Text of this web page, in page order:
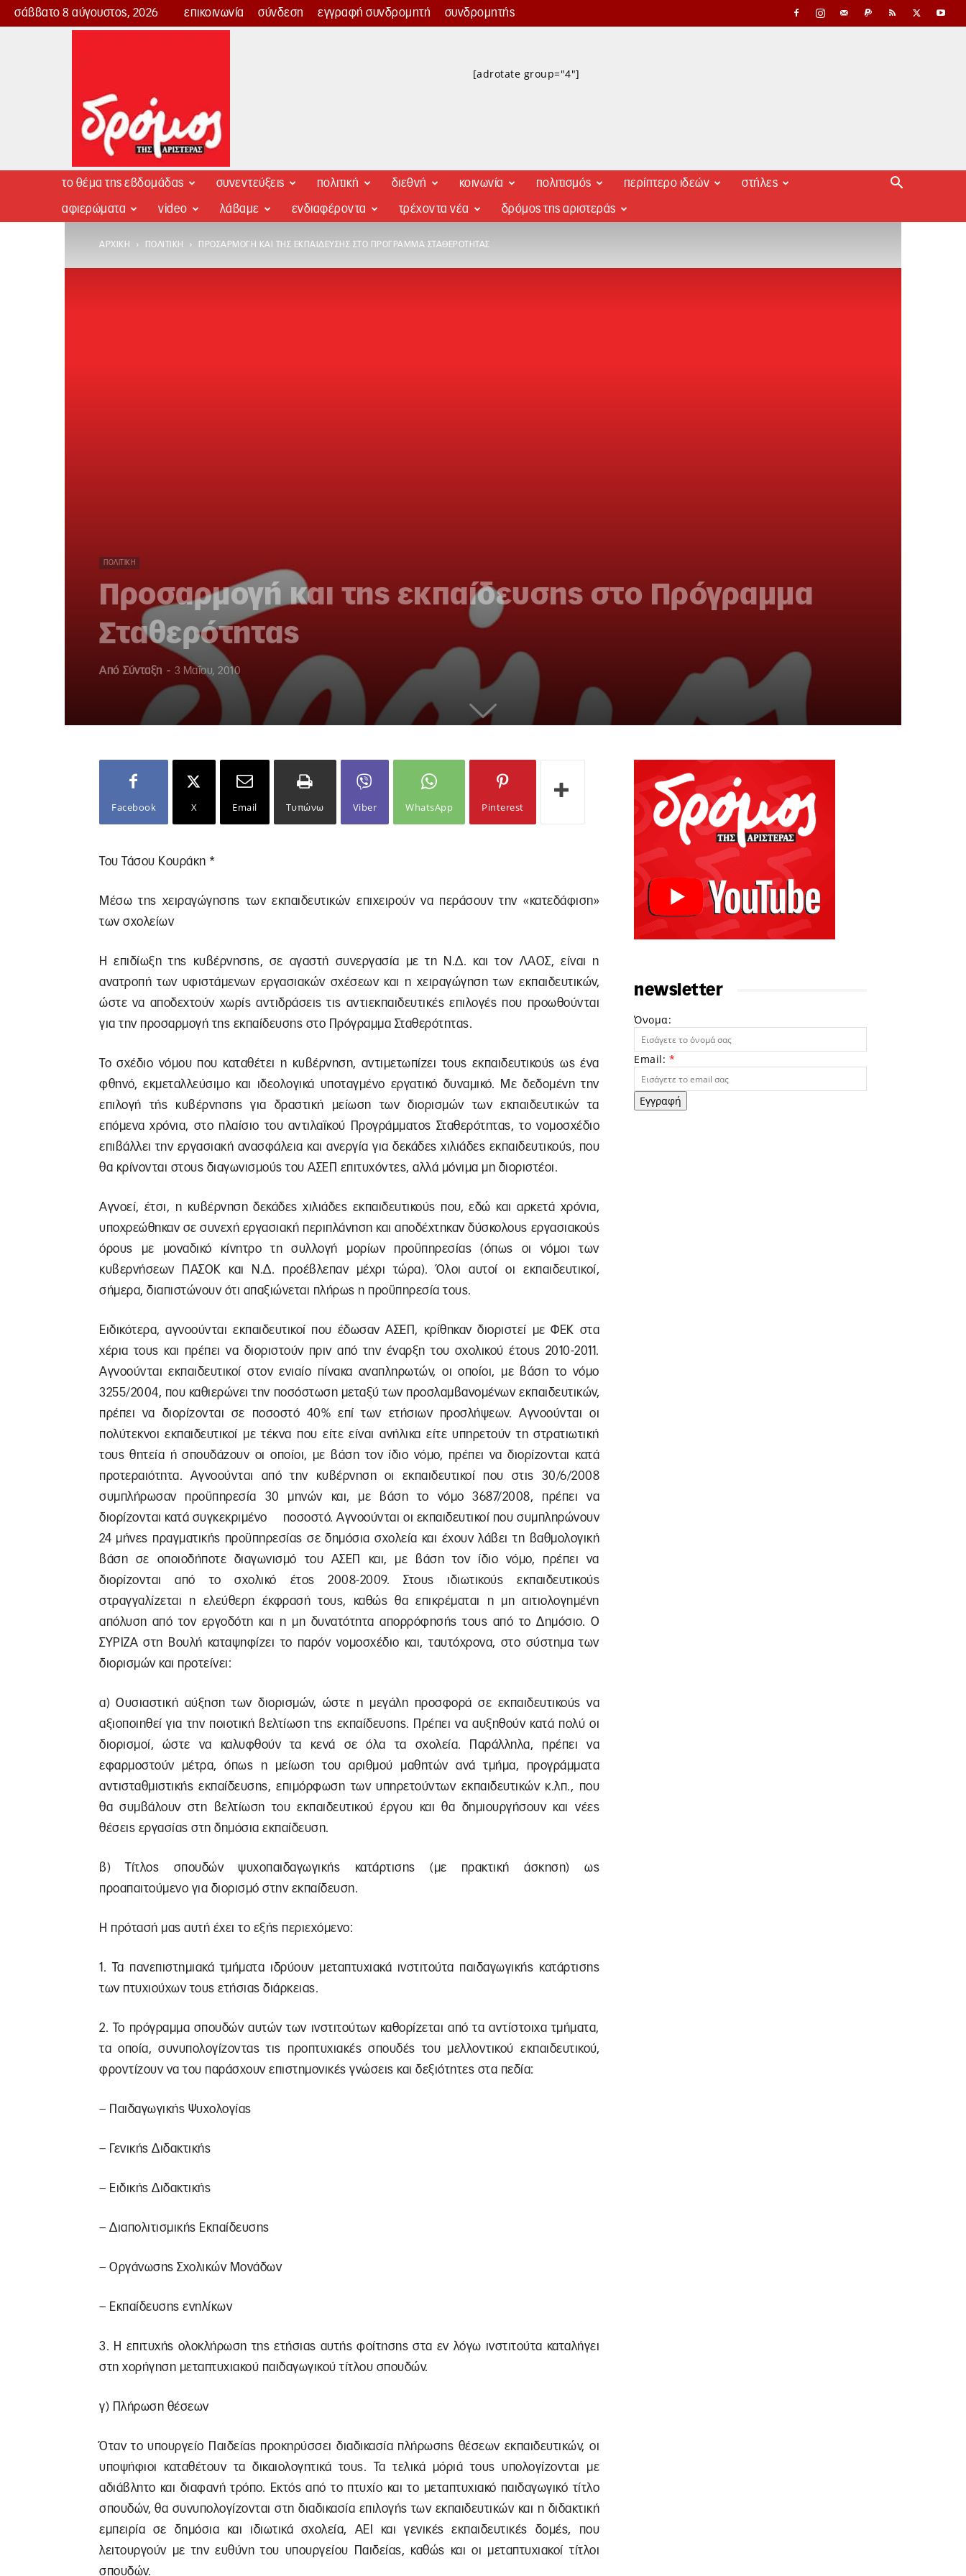
σάββατο 8 αύγουστος, 2026 επικοινωνία σύνδεση εγγραφή συνδρομητή συνδρομητής
Δρόμος
[adrotate group="4"]
το θέμα της εβδομάδας συνεντεύξεις πολιτική διεθνή κοινωνία πολιτισμός περίπτερο ιδεών στήλες
αφιερώματα video λάβαμε ενδιαφέροντα τρέχοντα νέα δρόμος της αριστεράς
ΑΡΧΙΚΉ ΠΟΛΙΤΙΚΉ ΠΡΟΣΑΡΜΟΓΉ ΚΑΙ ΤΗΣ ΕΚΠΑΊΔΕΥΣΗΣ ΣΤΟ ΠΡΌΓΡΑΜΜΑ ΣΤΑΘΕΡΌΤΗΤΑΣ
ΠΟΛΙΤΙΚΉ
Προσαρμογή και της εκπαίδευσης στο Πρόγραμμα
Σταθερότητας
Από Σύνταξη - 3 Μαΐου, 2010
Facebook X Email Τυπώνω Viber WhatsApp Pinterest
Του Τάσου Κουράκη *
Μέσω της χειραγώγησης των εκπαιδευτικών επιχειρούν να περάσουν την «κατεδάφιση»
των σχολείων
Η επιδίωξη της κυβέρνησης, σε αγαστή συνεργασία με τη Ν.Δ. και τον ΛΑΟΣ, είναι η
ανατροπή των υφιστάμενων εργασιακών σχέσεων και η χειραγώγηση των εκπαιδευτικών,
ώστε να αποδεχτούν χωρίς αντιδράσεις τις αντιεκπαιδευτικές επιλογές που προωθούνται
για την προσαρμογή της εκπαίδευσης στο Πρόγραμμα Σταθερότητας.
Το σχέδιο νόμου που καταθέτει η κυβέρνηση, αντιμετωπίζει τους εκπαιδευτικούς ως ένα
φθηνό, εκμεταλλεύσιμο και ιδεολογικά υποταγμένο εργατικό δυναμικό. Με δεδομένη την
επιλογή τής κυβέρνησης για δραστική μείωση των διορισμών των εκπαιδευτικών τα
επόμενα χρόνια, στο πλαίσιο του αντιλαϊκού Προγράμματος Σταθερότητας, το νομοσχέδιο
επιβάλλει την εργασιακή ανασφάλεια και ανεργία για δεκάδες χιλιάδες εκπαιδευτικούς, που
θα κρίνονται στους διαγωνισμούς του ΑΣΕΠ επιτυχόντες, αλλά μόνιμα μη διοριστέοι.
Αγνοεί, έτσι, η κυβέρνηση δεκάδες χιλιάδες εκπαιδευτικούς που, εδώ και αρκετά χρόνια,
υποχρεώθηκαν σε συνεχή εργασιακή περιπλάνηση και αποδέχτηκαν δύσκολους εργασιακούς
όρους με μοναδικό κίνητρο τη συλλογή μορίων προϋπηρεσίας (όπως οι νόμοι των
κυβερνήσεων ΠΑΣΟΚ και Ν.Δ. προέβλεπαν μέχρι τώρα). Όλοι αυτοί οι εκπαιδευτικοί,
σήμερα, διαπιστώνουν ότι απαξιώνεται πλήρως η προϋπηρεσία τους.
Ειδικότερα, αγνοούνται εκπαιδευτικοί που έδωσαν ΑΣΕΠ, κρίθηκαν διοριστεί με ΦΕΚ στα
χέρια τους και πρέπει να διοριστούν πριν από την έναρξη του σχολικού έτους 2010-2011.
Αγνοούνται εκπαιδευτικοί στον ενιαίο πίνακα αναπληρωτών, οι οποίοι, με βάση το νόμο
3255/2004, που καθιερώνει την ποσόστωση μεταξύ των προσλαμβανομένων εκπαιδευτικών,
πρέπει να διορίζονται σε ποσοστό 40% επί των ετήσιων προσλήψεων. Αγνοούνται οι
πολύτεκνοι εκπαιδευτικοί με τέκνα που είτε είναι ανήλικα είτε υπηρετούν τη στρατιωτική
τους θητεία ή σπουδάζουν οι οποίοι, με βάση τον ίδιο νόμο, πρέπει να διορίζονται κατά
προτεραιότητα. Αγνοούνται από την κυβέρνηση οι εκπαιδευτικοί που στις 30/6/2008
συμπλήρωσαν προϋπηρεσία 30 μηνών και, με βάση το νόμο 3687/2008, πρέπει να
διορίζονται κατά συγκεκριμένο ποσοστό. Αγνοούνται οι εκπαιδευτικοί που συμπληρώνουν
24 μήνες πραγματικής προϋπηρεσίας σε δημόσια σχολεία και έχουν λάβει τη βαθμολογική
βάση σε οποιοδήποτε διαγωνισμό του ΑΣΕΠ και, με βάση τον ίδιο νόμο, πρέπει να
διορίζονται από το σχολικό έτος 2008-2009. Στους ιδιωτικούς εκπαιδευτικούς
στραγγαλίζεται η ελεύθερη έκφρασή τους, καθώς θα επικρέμαται η μη αιτιολογημένη
απόλυση από τον εργοδότη και η μη δυνατότητα απορρόφησής τους από το Δημόσιο. Ο
ΣΥΡΙΖΑ στη Βουλή καταψηφίζει το παρόν νομοσχέδιο και, ταυτόχρονα, στο σύστημα των
διορισμών και προτείνει:
α) Ουσιαστική αύξηση των διορισμών, ώστε η μεγάλη προσφορά σε εκπαιδευτικούς να
αξιοποιηθεί για την ποιοτική βελτίωση της εκπαίδευσης. Πρέπει να αυξηθούν κατά πολύ οι
διορισμοί, ώστε να καλυφθούν τα κενά σε όλα τα σχολεία. Παράλληλα, πρέπει να
εφαρμοστούν μέτρα, όπως η μείωση του αριθμού μαθητών ανά τμήμα, προγράμματα
αντισταθμιστικής εκπαίδευσης, επιμόρφωση των υπηρετούντων εκπαιδευτικών κ.λπ., που
θα συμβάλουν στη βελτίωση του εκπαιδευτικού έργου και θα δημιουργήσουν και νέες
θέσεις εργασίας στη δημόσια εκπαίδευση.
β) Τίτλος σπουδών ψυχοπαιδαγωγικής κατάρτισης (με πρακτική άσκηση) ως
προαπαιτούμενο για διορισμό στην εκπαίδευση.
Η πρότασή μας αυτή έχει το εξής περιεχόμενο:
1. Τα πανεπιστημιακά τμήματα ιδρύουν μεταπτυχιακά ινστιτούτα παιδαγωγικής κατάρτισης
των πτυχιούχων τους ετήσιας διάρκειας.
2. Το πρόγραμμα σπουδών αυτών των ινστιτούτων καθορίζεται από τα αντίστοιχα τμήματα,
τα οποία, συνυπολογίζοντας τις προπτυχιακές σπουδές του μελλοντικού εκπαιδευτικού,
φροντίζουν να του παράσχουν επιστημονικές γνώσεις και δεξιότητες στα πεδία:
– Παιδαγωγικής Ψυχολογίας
– Γενικής Διδακτικής
– Ειδικής Διδακτικής
– Διαπολιτισμικής Εκπαίδευσης
– Οργάνωσης Σχολικών Μονάδων
– Εκπαίδευσης ενηλίκων
3. Η επιτυχής ολοκλήρωση της ετήσιας αυτής φοίτησης στα εν λόγω ινστιτούτα καταλήγει
στη χορήγηση μεταπτυχιακού παιδαγωγικού τίτλου σπουδών.
γ) Πλήρωση θέσεων
Όταν το υπουργείο Παιδείας προκηρύσσει διαδικασία πλήρωσης θέσεων εκπαιδευτικών, οι
υποψήφιοι καταθέτουν τα δικαιολογητικά τους. Τα τελικά μόριά τους υπολογίζονται με
αδιάβλητο και διαφανή τρόπο. Εκτός από το πτυχίο και το μεταπτυχιακό παιδαγωγικό τίτλο
σπουδών, θα συνυπολογίζονται στη διαδικασία επιλογής των εκπαιδευτικών και η διδακτική
εμπειρία σε δημόσια και ιδιωτικά σχολεία, ΑΕΙ και γενικές εκπαιδευτικές δομές, που
λειτουργούν με την ευθύνη του υπουργείου Παιδείας, καθώς και οι μεταπτυχιακοί τίτλοι
σπουδών.
newsletter
Όνομα:
Email: *
Εγγραφή